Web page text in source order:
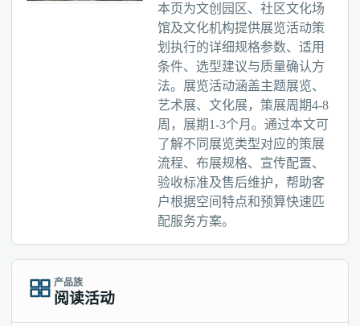
本页为文创园区、社区文化场
馆及文化机构提供展览活动策
划执行的详细规格参数、适用
条件、选型建议与质量确认方
法。展览活动涵盖主题展览、
艺术展、文化展，策展周期4-8
周，展期1-3个月。通过本文可
了解不同展览类型对应的策展
流程、布展规格、宣传配置、
验收标准及售后维护，帮助客
户根据空间特点和预算快速匹
配服务方案。
产品族
阅读活动